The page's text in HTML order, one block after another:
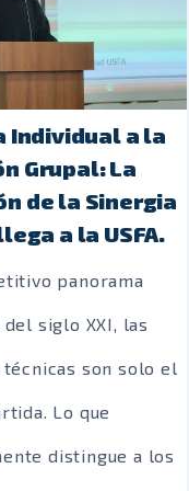
Individual a la
Grupal: La
de la Sinergia
a la USFA.
panorama
siglo XXI, las
son solo el
Lo que
distingue a los